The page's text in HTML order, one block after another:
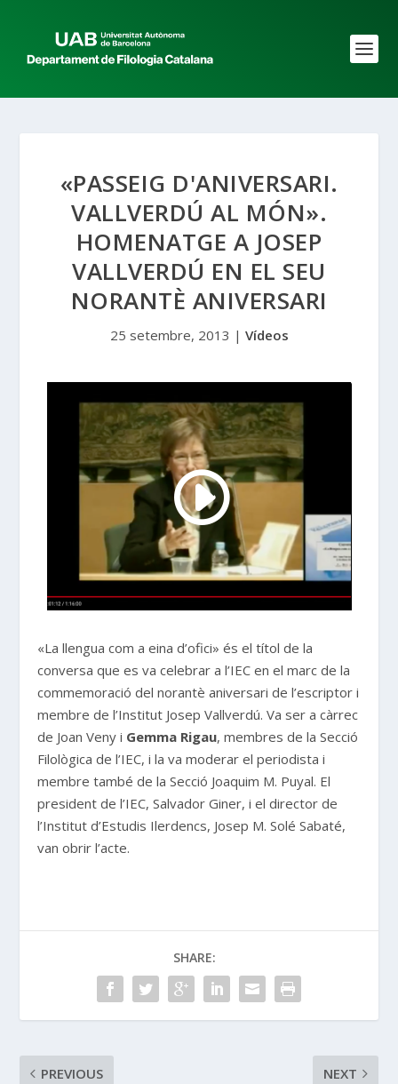
«PASSEIG D'ANIVERSARI.
VALLVERDÚ AL MÓN».
HOMENATGE A JOSEP
VALLVERDÚ EN EL SEU
NORANTÈ ANIVERSARI
25 setembre, 2013 | Vídeos
«La llengua com a eina d’ofici» és el títol de la
conversa que es va celebrar a l’IEC en el marc de la
commemoració del norantè aniversari de l’escriptor i
membre de l’Institut Josep Vallverdú. Va ser a càrrec
de Joan Veny i Gemma Rigau, membres de la Secció
Filològica de l’IEC, i la va moderar el periodista i
membre també de la Secció Joaquim M. Puyal. El
president de l’IEC, Salvador Giner, i el director de
l’Institut d’Estudis Ilerdencs, Josep M. Solé Sabaté,
van obrir l’acte.
SHARE:
PREVIOUS NEXT